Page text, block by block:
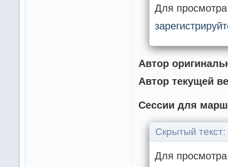
Для
Автор
Автор текущей
Сессии для
Скрытый текст:
Для